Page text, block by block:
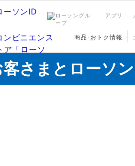
アプリ
商品･おトク情報
客さまとローソ